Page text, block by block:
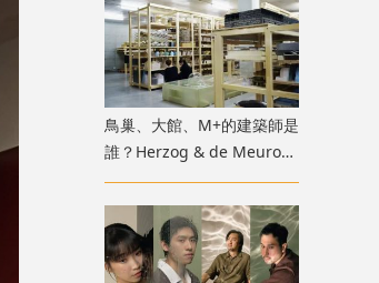
鳥巢、大館、M+的建築師是
誰？Herzog & de Meuron
展覽9月M+揭開創作過程